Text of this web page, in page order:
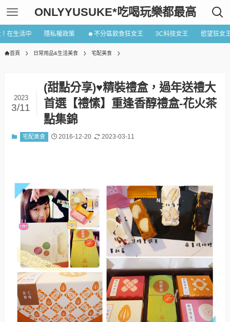
ONLYYUSUKE*吃喝玩樂都最高
在生活中 隱私權政策 ☻不分區飲食狂女王 3C科技女王 慾望狂女
首頁 日常用品&生活美食 宅配美食
(甜點分享)♥精裝禮盒，過年送禮大
首選【禮愫】重逢香醇禮盒-花火茶
點集錦
2023
3/11
宅配美食 2016-12-20 2023-03-11